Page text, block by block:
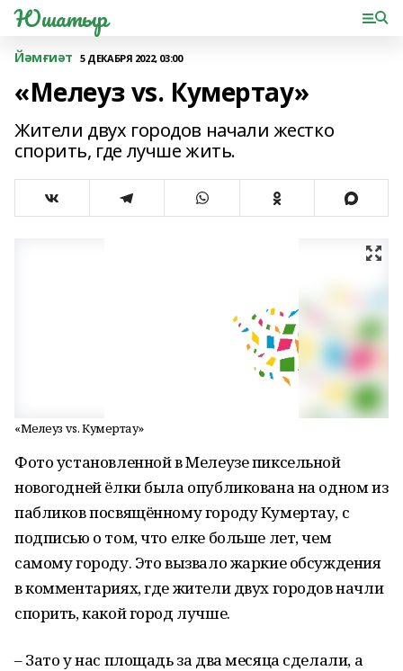
Юшатыр
Йәмғиәт 5 ДЕКАБРЯ 2022, 03:00
«Мелеуз vs. Кумертау»
Жители двух городов начали жестко
спорить, где лучше жить.
«Мелеуз vs. Кумертау»
Фото установленной в Мелеузе пиксельной
новогодней ёлки была опубликована на одном из
пабликов посвящённому городу Кумертау, с
подписью о том, что елке больше лет, чем
самому городу. Это вызвало жаркие обсуждения
в комментариях, где жители двух городов начли
спорить, какой город лучше.
– Зато у нас площадь за два месяца сделали, а